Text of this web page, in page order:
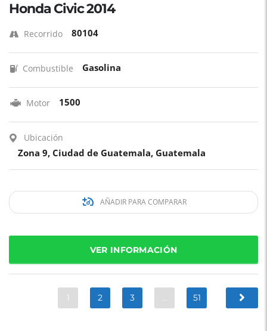
Honda Civic 2014
Recorrido 80104
Combustible Gasolina
Motor 1500
Ubicación
Zona 9, Ciudad de Guatemala, Guatemala
AÑADIR PARA COMPARAR
VER INFORMACIÓN
1 2 3 … 51